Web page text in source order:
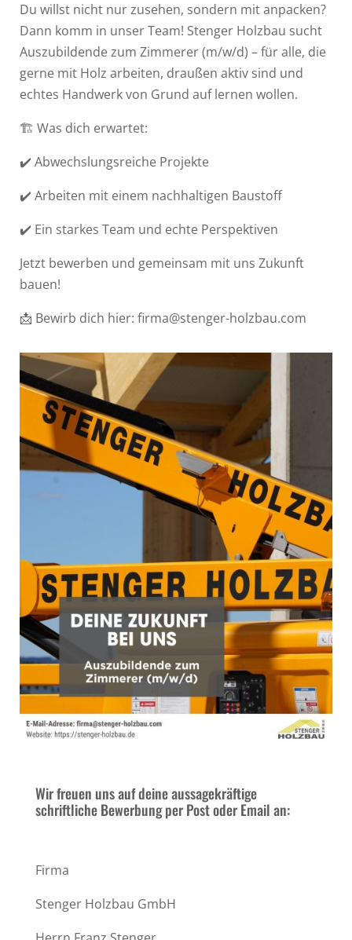
Du willst nicht nur zusehen, sondern mit anpacken?
Dann komm in unser Team! Stenger Holzbau sucht
Auszubildende zum Zimmerer (m/w/d) – für alle, die
gerne mit Holz arbeiten, draußen aktiv sind und
echtes Handwerk von Grund auf lernen wollen.
🏗️ Was dich erwartet:
✔️ Abwechslungsreiche Projekte
✔️ Arbeiten mit einem nachhaltigen Baustoff
✔️ Ein starkes Team und echte Perspektiven
Jetzt bewerben und gemeinsam mit uns Zukunft
bauen!
📩 Bewirb dich hier: firma@stenger-holzbau.com
Wir freuen uns auf deine aussagekräftige
schriftliche Bewerbung per Post oder Email an:
Firma
Stenger Holzbau GmbH